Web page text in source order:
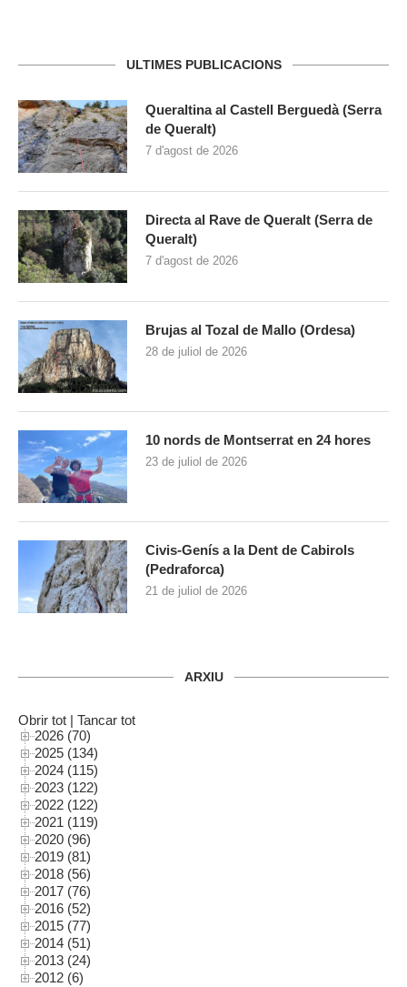
ULTIMES PUBLICACIONS
Queraltina al Castell Berguedà (Serra
de Queralt)
7 d'agost de 2026
Directa al Rave de Queralt (Serra de
Queralt)
7 d'agost de 2026
Brujas al Tozal de Mallo (Ordesa)
28 de juliol de 2026
10 nords de Montserrat en 24 hores
23 de juliol de 2026
Civis-Genís a la Dent de Cabirols
(Pedraforca)
21 de juliol de 2026
ARXIU
Obrir tot | Tancar tot
2026 (70)
2025 (134)
2024 (115)
2023 (122)
2022 (122)
2021 (119)
2020 (96)
2019 (81)
2018 (56)
2017 (76)
2016 (52)
2015 (77)
2014 (51)
2013 (24)
2012 (6)